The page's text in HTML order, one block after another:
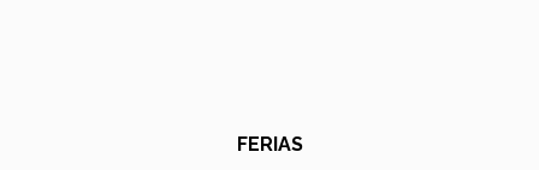
FERIAS